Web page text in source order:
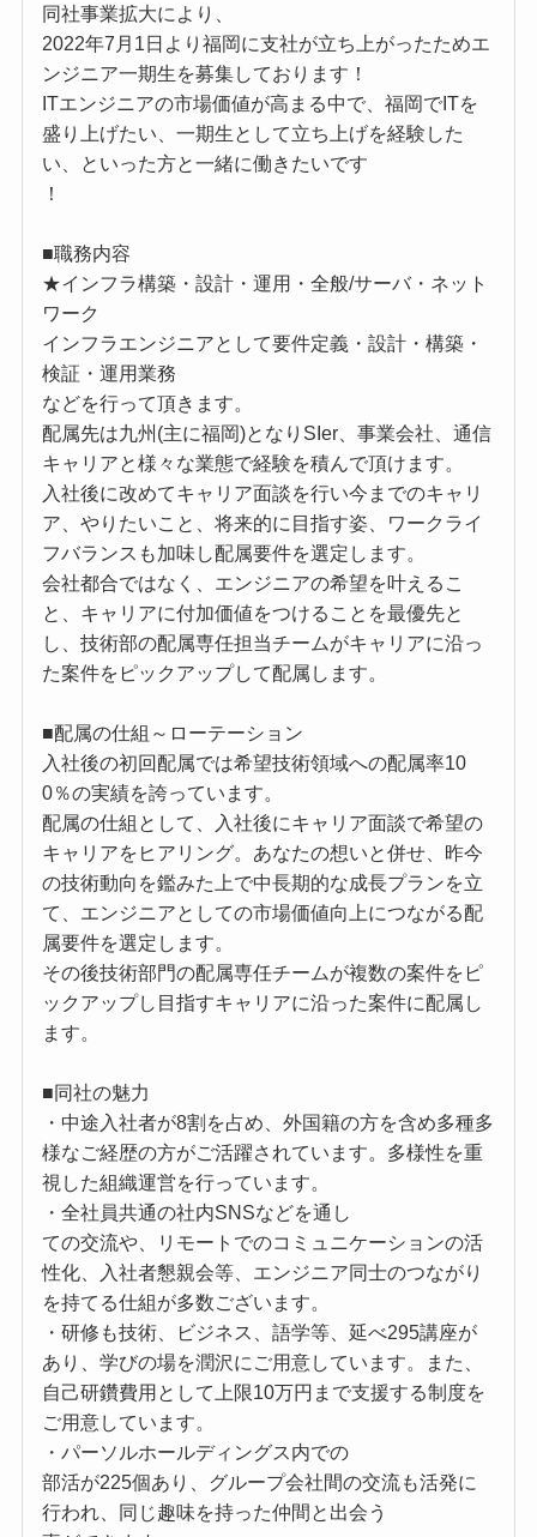
同社事業拡大により、
2022年7月1日より福岡に支社が立ち上がったためエ
ンジニア一期生を募集しております！
ITエンジニアの市場価値が高まる中で、福岡でITを
盛り上げたい、一期生として立ち上げを経験した
い、といった方と一緒に働きたいです
！
■職務内容
★インフラ構築・設計・運用・全般/サーバ・ネット
ワーク
インフラエンジニアとして要件定義・設計・構築・
検証・運用業務
などを行って頂きます。
配属先は九州(主に福岡)となりSIer、事業会社、通信
キャリアと様々な業態で経験を積んで頂けます。
入社後に改めてキャリア面談を行い今までのキャリ
ア、やりたいこと、将来的に目指す姿、ワークライ
フバランスも加味し配属要件を選定します。
会社都合ではなく、エンジニアの希望を叶えるこ
と、キャリアに付加価値をつけることを最優先と
し、技術部の配属専任担当チームがキャリアに沿っ
た案件をピックアップして配属します。
■配属の仕組～ローテーション
入社後の初回配属では希望技術領域への配属率10
0％の実績を誇っています。
配属の仕組として、入社後にキャリア面談で希望の
キャリアをヒアリング。あなたの想いと併せ、昨今
の技術動向を鑑みた上で中長期的な成長プランを立
て、エンジニアとしての市場価値向上につながる配
属要件を選定します。
その後技術部門の配属専任チームが複数の案件をピ
ックアップし目指すキャリアに沿った案件に配属し
ます。
■同社の魅力
・中途入社者が8割を占め、外国籍の方を含め多種多
様なご経歴の方がご活躍されています。多様性を重
視した組織運営を行っています。
・全社員共通の社内SNSなどを通し
ての交流や、リモートでのコミュニケーションの活
性化、入社者懇親会等、エンジニア同士のつながり
を持てる仕組が多数ございます。
・研修も技術、ビジネス、語学等、延べ295講座が
あり、学びの場を潤沢にご用意しています。また、
自己研鑽費用として上限10万円まで支援する制度を
ご用意しています。
・パーソルホールディングス内での
部活が225個あり、グループ会社間の交流も活発に
行われ、同じ趣味を持った仲間と出会う